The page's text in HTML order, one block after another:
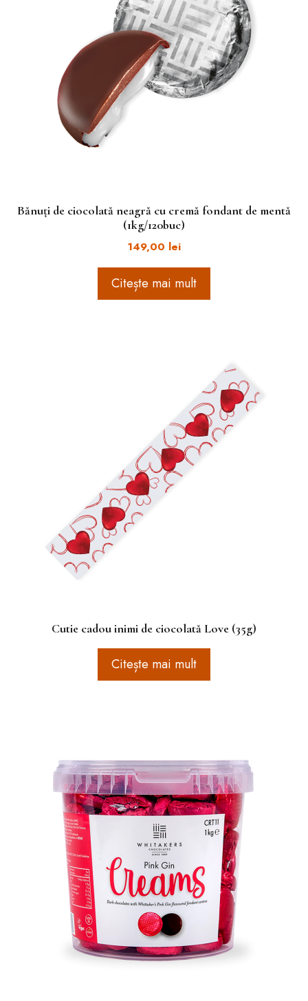
Bănuți de ciocolată neagră cu cremă fondant de mentă
(1kg/120buc)
149,00 lei
Citește mai mult
Cutie cadou inimi de ciocolată Love (35g)
Citește mai mult